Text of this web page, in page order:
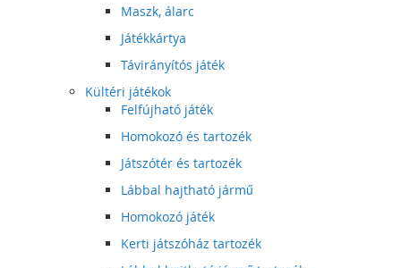
Maszk, álarc
Játékkártya
Távirányítós játék
Kültéri játékok
Felfújható játék
Homokozó és tartozék
Játszótér és tartozék
Lábbal hajtható jármű
Homokozó játék
Kerti játszóház tartozék